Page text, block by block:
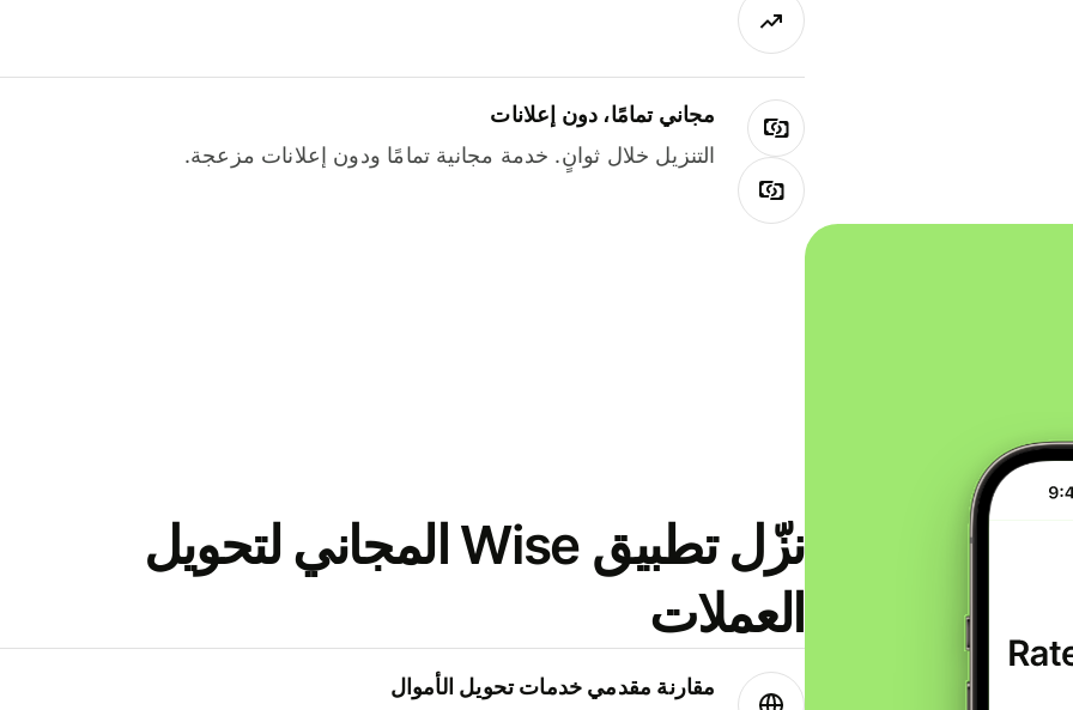
مجاني تمامًا، دون إعلانات
التنزيل خلال ثوانٍ. خدمة مجانية تمامًا ودون إعلانات مزعجة.
نزّل تطبيق Wise المجاني لتحويل
العملات
مقارنة مقدمي خدمات تحويل الأموال